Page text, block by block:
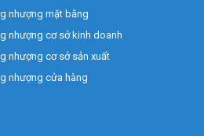
nhượng mặt bằng
nhượng cơ sở kinh doanh
nhượng cơ sở sản xuất
nhượng cửa hàng